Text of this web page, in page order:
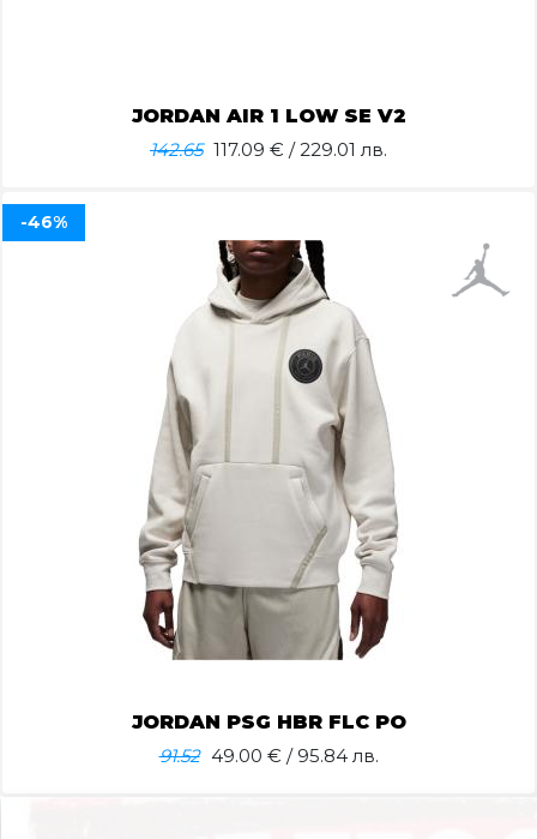
JORDAN AIR 1 LOW SE V2
142.65 117.09 € / 229.01 лв.
JORDAN PSG HBR FLC PO
91.52 49.00 € / 95.84 лв.
-46%